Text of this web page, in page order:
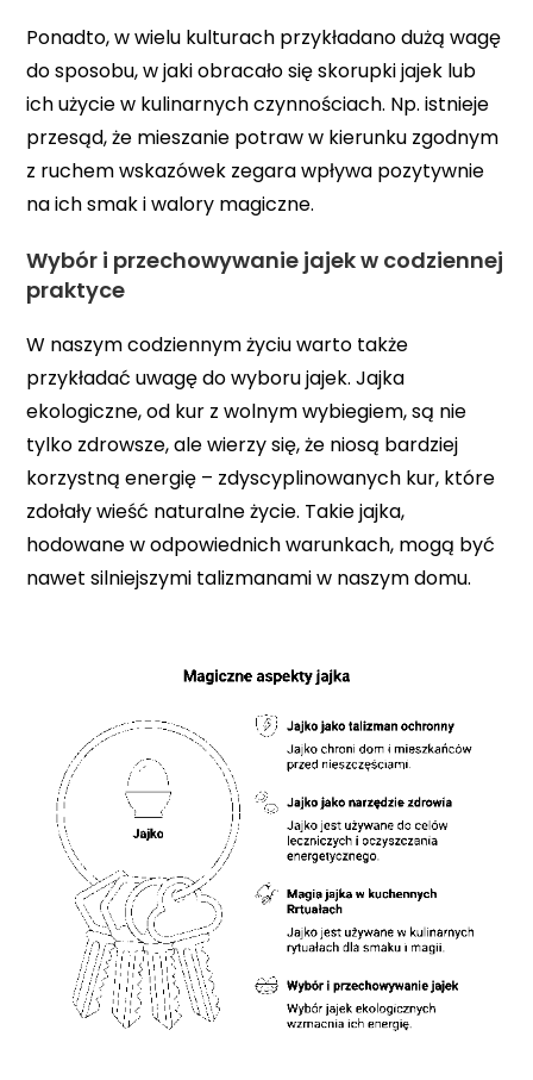
Ponadto, w wielu kulturach przykładano dużą wagę
do sposobu, w jaki obracało się skorupki jajek lub
ich użycie w kulinarnych czynnościach. Np. istnieje
przesąd, że mieszanie potraw w kierunku zgodnym
z ruchem wskazówek zegara wpływa pozytywnie
na ich smak i walory magiczne.
Wybór i przechowywanie jajek w codziennej
praktyce
W naszym codziennym życiu warto także
przykładać uwagę do wyboru jajek. Jajka
ekologiczne, od kur z wolnym wybiegiem, są nie
tylko zdrowsze, ale wierzy się, że niosą bardziej
korzystną energię – zdyscyplinowanych kur, które
zdołały wieść naturalne życie. Takie jajka,
hodowane w odpowiednich warunkach, mogą być
nawet silniejszymi talizmanami w naszym domu.